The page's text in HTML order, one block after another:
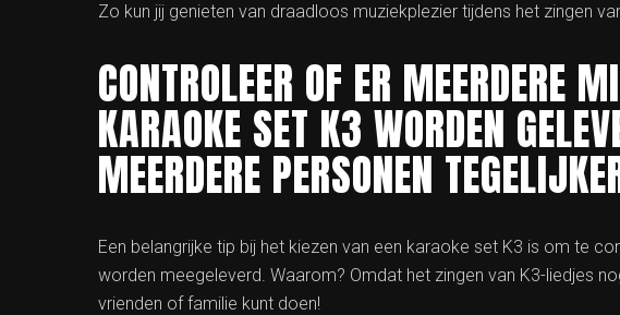
Zo kun jij genieten van draadloos muziekplezier tijdens het zingen
CONTROLEER OF ER MEERDERE
KARAOKE SET K3 WORDEN
MEERDERE PERSONEN
Een belangrijke tip bij het kiezen van een karaoke set K3 is om te
worden meegeleverd. Waarom? Omdat het zingen van K3-liedjes
vrienden of familie kunt doen!